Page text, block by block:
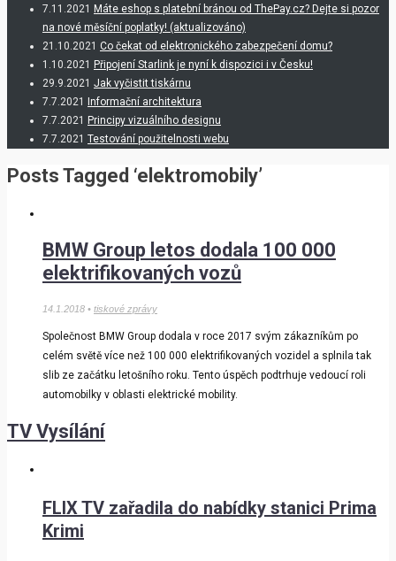
7.11.2021 Máte eshop s platební bránou od ThePay.cz? Dejte si pozor
na nové měsíční poplatky! (aktualizováno)
21.10.2021 Co čekat od elektronického zabezpečení domu?
1.10.2021 Připojení Starlink je nyní k dispozici i v Česku!
29.9.2021 Jak vyčistit tiskárnu
7.7.2021 Informační architektura
7.7.2021 Principy vizuálního designu
7.7.2021 Testování použitelnosti webu
Posts Tagged ‘elektromobily’
BMW Group letos dodala 100 000
elektrifikovaných vozů
14.1.2018 • tiskové zprávy
Společnost BMW Group dodala v roce 2017 svým zákazníkům po
celém světě více než 100 000 elektrifikovaných vozidel a splnila tak
slib ze začátku letošního roku. Tento úspěch podtrhuje vedoucí roli
automobilky v oblasti elektrické mobility.
TV Vysílání
FLIX TV zařadila do nabídky stanici Prima
Krimi